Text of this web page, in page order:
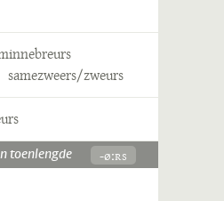
samezweers/zweurs
toenlengde -øːʀs